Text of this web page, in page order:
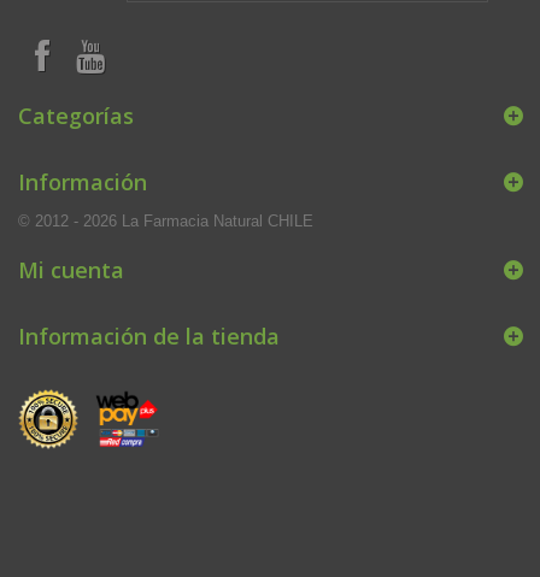
Categorías
Información
© 2012 - 2026 La Farmacia Natural CHILE
Mi cuenta
Información de la tienda